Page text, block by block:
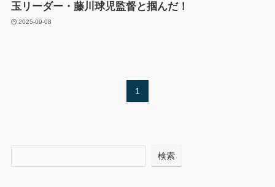
玉リーダー・藤川球児監督と掴んだ！
2025-09-08
1
検索